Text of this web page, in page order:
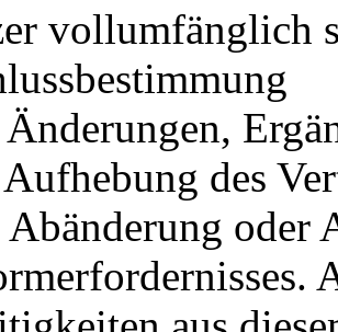
vollumfänglich
Aufhebung des
Abänderung oder